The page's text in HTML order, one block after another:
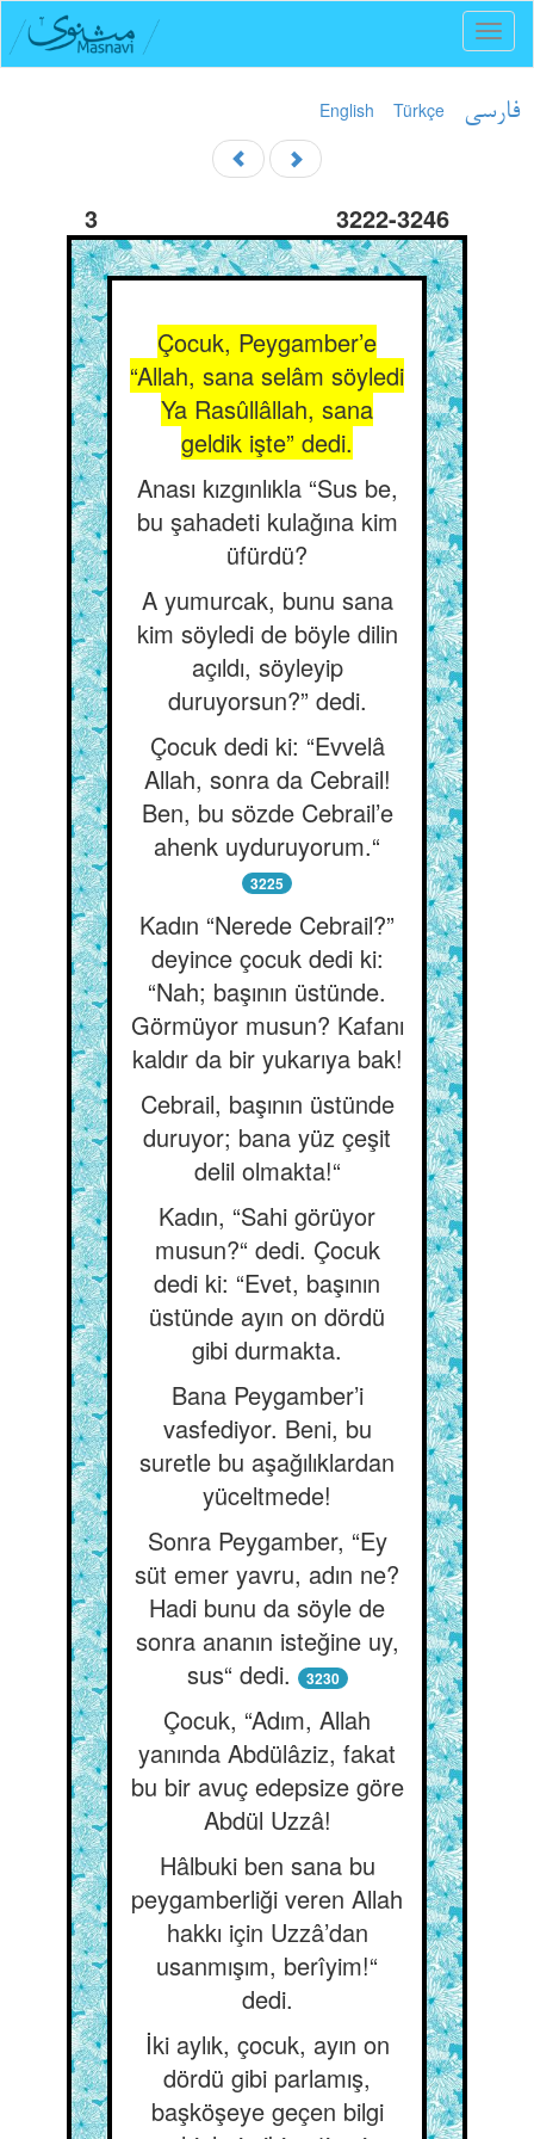
English Türkçe فارسی
3 3222-3246
Çocuk, Peygamber’e
“Allah, sana selâm söyledi
Ya Rasûllâllah, sana
geldik işte” dedi.
Anası kızgınlıkla “Sus be,
bu şahadeti kulağına kim
üfürdü?
A yumurcak, bunu sana
kim söyledi de böyle dilin
açıldı, söyleyip
duruyorsun?” dedi.
Çocuk dedi ki: “Evvelâ
Allah, sonra da Cebrail!
Ben, bu sözde Cebrail’e
ahenk uyduruyorum.“
3225
Kadın “Nerede Cebrail?”
deyince çocuk dedi ki:
“Nah; başının üstünde.
Görmüyor musun? Kafanı
kaldır da bir yukarıya bak!
Cebrail, başının üstünde
duruyor; bana yüz çeşit
delil olmakta!“
Kadın, “Sahi görüyor
musun?“ dedi. Çocuk
dedi ki: “Evet, başının
üstünde ayın on dördü
gibi durmakta.
Bana Peygamber’i
vasfediyor. Beni, bu
suretle bu aşağılıklardan
yüceltmede!
Sonra Peygamber, “Ey
süt emer yavru, adın ne?
Hadi bunu da söyle de
sonra ananın isteğine uy,
sus“ dedi.
3230
Çocuk, “Adım, Allah
yanında Abdülâziz, fakat
bu bir avuç edepsize göre
Abdül Uzzâ!
Hâlbuki ben sana bu
peygamberliği veren Allah
hakkı için Uzzâ’dan
usanmışım, berîyim!“
dedi.
İki aylık, çocuk, ayın on
dördü gibi parlamış,
başköşeye geçen bilgi